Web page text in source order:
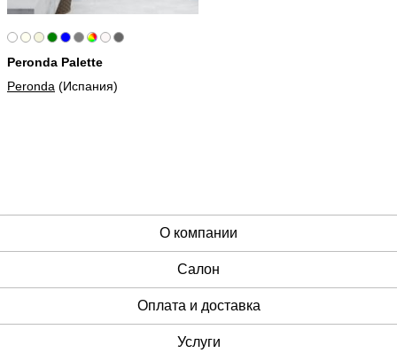
Peronda Palette
Peronda (Испания)
О компании
Cалон
Оплата и доставка
Услуги